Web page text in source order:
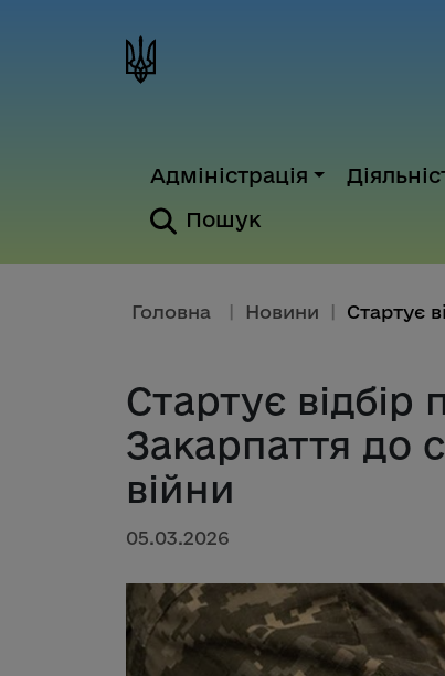
Адміністрація
Пошук
Головна Новини
Стартує відбір
Закарпаття до
війни
05.03.2026